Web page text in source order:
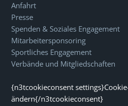
Anfahrt
Presse
Spenden & Soziales Engagement
Mitarbeitersponsoring
Sportliches Engagement
Verbände und Mitgliedschaften
{n3tcookieconsent
ändern{/n3tcookieconsent}